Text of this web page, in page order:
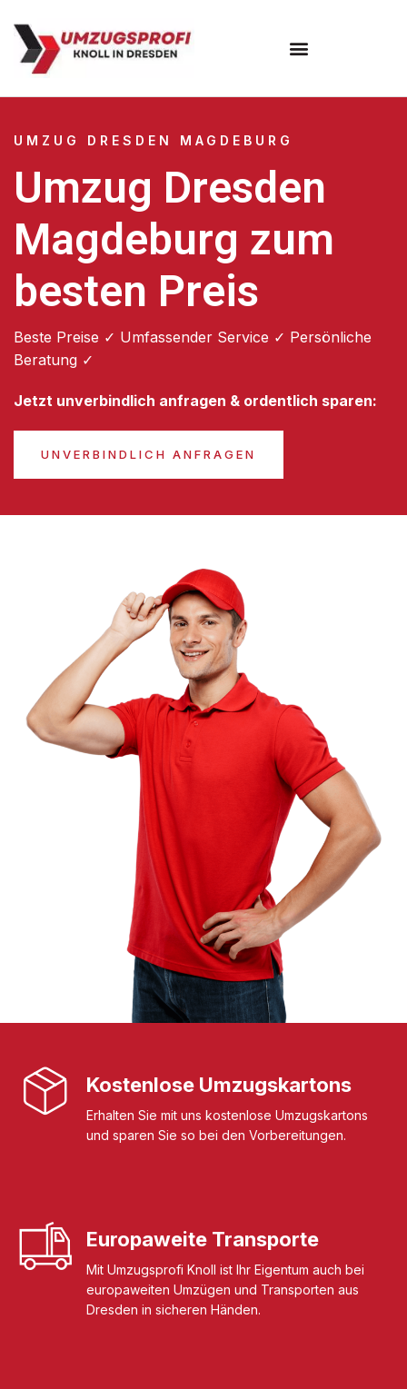
UMZUG DRESDEN MAGDEBURG
Umzug Dresden
Magdeburg zum
besten Preis
Beste Preise ✓ Umfassender Service ✓ Persönliche
Beratung ✓
Jetzt unverbindlich anfragen & ordentlich sparen:
UNVERBINDLICH ANFRAGEN
Kostenlose Umzugskartons
Erhalten Sie mit uns kostenlose Umzugskartons
und sparen Sie so bei den Vorbereitungen.
Europaweite Transporte
Mit Umzugsprofi Knoll ist Ihr Eigentum auch bei
europaweiten Umzügen und Transporten aus
Dresden in sicheren Händen.